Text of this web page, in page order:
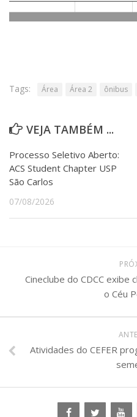
Tags: Área Área 2 ônibus
VEJA TAMBÉM ...
Processo Seletivo Aberto:
ACS Student Chapter USP
São Carlos
07/08/2026
Cineclube do CDCC exibe
o Céu
Atividades do CEFER